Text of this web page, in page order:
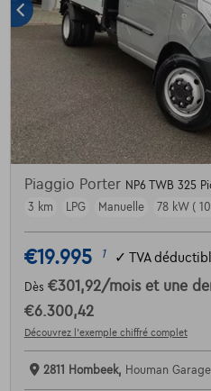
Piaggio Porter NP6 TWB 325
3 km
LPG Manuelle 78 kW (
€19.995 1 ✓ TVA
Dès €301,92/mois et une
€6.300,42
Découvrez l’exemple chiffré complet
2811 Hombeek, Houman Garage